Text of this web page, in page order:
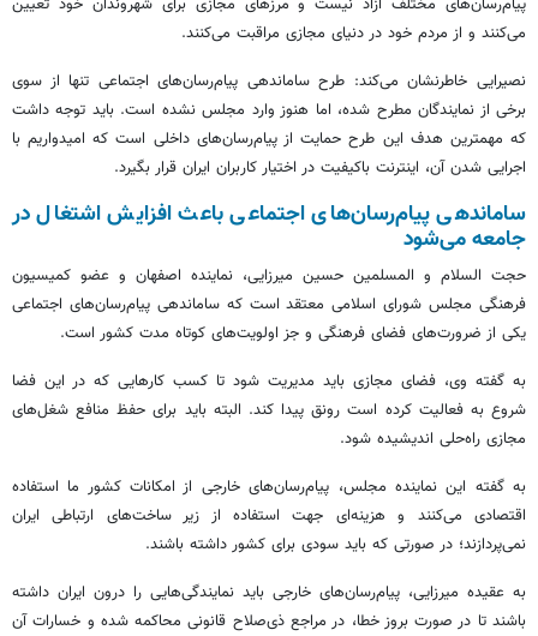
پیام‌رسان‌های مختلف آزاد نیست و مرزهای مجازی برای شهروندان خود تعیین
می‌کنند و از مردم خود در دنیای مجازی مراقبت می‌کنند.
نصیرایی خاطرنشان می‌کند: طرح ساماندهی پیام‌رسان‌های اجتماعی تنها از سوی
برخی از نمایندگان مطرح شده، اما هنوز وارد مجلس نشده است. باید توجه داشت
که مهمترین هدف این طرح حمایت از پیام‌رسان‌های داخلی است که امیدواریم با
اجرایی شدن آن، اینترنت باکیفیت در اختیار کاربران ایران قرار بگیرد.
ساماندهی پیام‌رسان‌های اجتماعی باعث افزایش اشتغال در
جامعه می‌شود
حجت السلام و المسلمین حسین میرزایی، نماینده اصفهان و عضو کمیسیون
فرهنگی مجلس شورای اسلامی معتقد است که ساماندهی پیام‌رسان‌های اجتماعی
یکی از ضرورت‌های فضای فرهنگی و جز اولویت‌های کوتاه مدت کشور است.
به گفته وی، فضای مجازی باید مدیریت شود تا کسب کارهایی که در این فضا
شروع به فعالیت کرده است رونق پیدا کند. البته باید برای حفظ منافع شغل‌های
مجازی راه‌حلی اندیشیده شود.
به گفته این نماینده مجلس، پیام‌رسان‌های خارجی از امکانات کشور ما استفاده
اقتصادی می‌کنند و هزینه‌ای جهت استفاده از زیر ساخت‌های ارتباطی ایران
نمی‌پردازند؛ در صورتی که باید سودی برای کشور داشته باشند.
به عقیده میرزایی، پیام‌رسان‌های خارجی باید نمایندگی‌هایی را درون ایران داشته
باشند تا در صورت بروز خطا، در مراجع ذی‌صلاح قانونی محاکمه شده و خسارات آن